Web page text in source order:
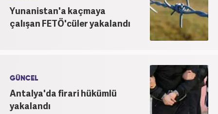
Yunanistan'a kaçmaya
çalışan FETÖ'cüler yakalandı
GÜNCEL
Antalya'da firari hükümlü
yakalandı